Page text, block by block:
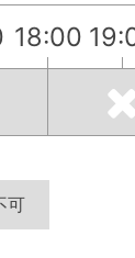
18:00
可